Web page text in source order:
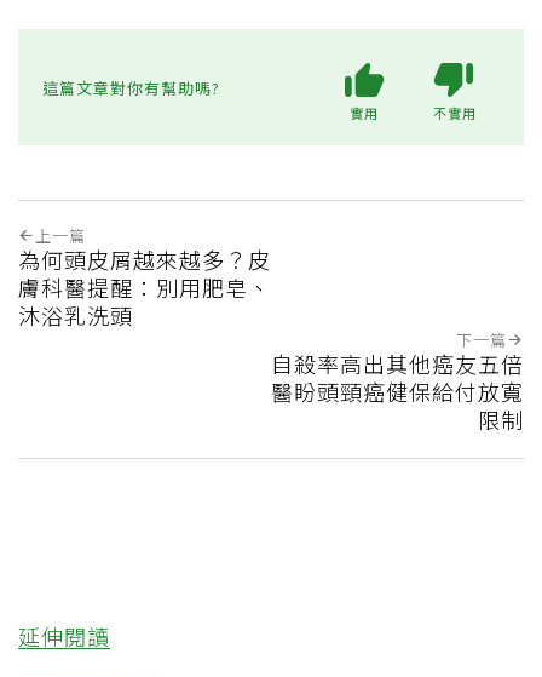
這篇文章對你有幫助嗎?
實用 不實用
上一篇
為何頭皮屑越來越多？皮
膚科醫提醒：別用肥皂、
沐浴乳洗頭
下一篇
自殺率高出其他癌友五倍
醫盼頭頸癌健保給付放寬
限制
延伸閱讀